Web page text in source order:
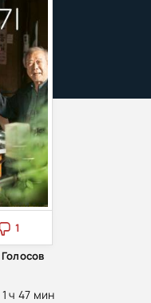
ч 47 мин
1
Голосов